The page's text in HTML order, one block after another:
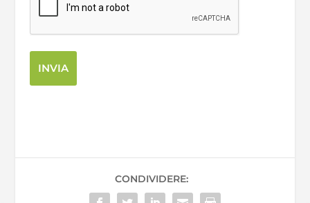
CONDIVIDERE: